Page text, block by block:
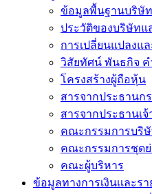
ข้อมูลพื้นฐานบริษัท
ประวัติของบริษัทแ
การเปลี่ยนแปลง
วิสัยทัศน์ พันธกิจ
โครงสร้างผู้ถือหุ้น
สารจากประธานก
สารจากประธานเ
คณะกรรมการบริ
คณะกรรมการชุด
คณะผู้บริหาร
ข้อมูลทางการเงินเเละร